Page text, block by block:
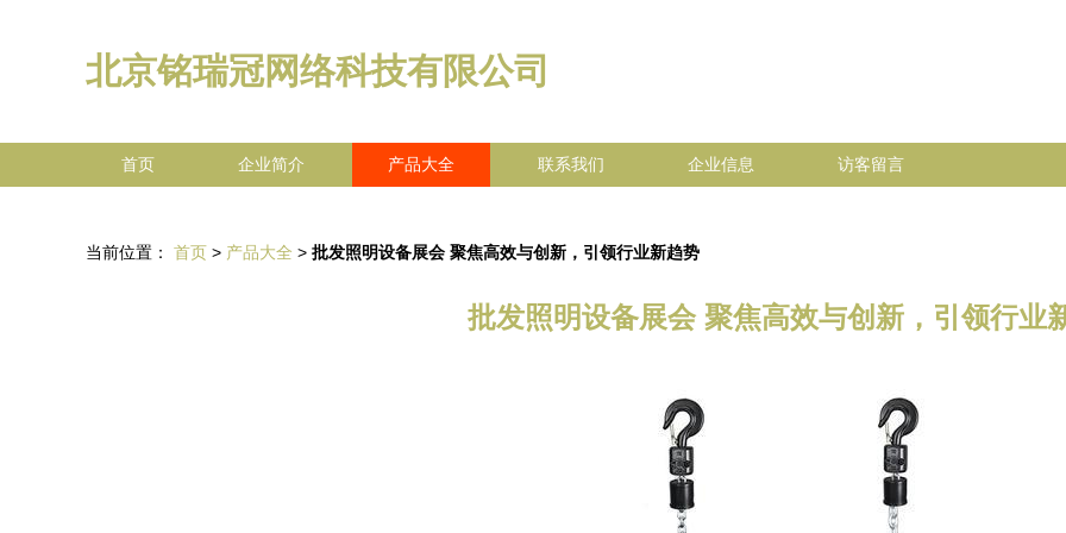
北京铭瑞冠网络科技有限公司
首页 企业简介 产品大全 联系我们 企业信息 访客留言
当前位置： 首页 > 产品大全 > 批发照明设备展会 聚焦高效与创新，引领行业新趋势
批发照明设备展会 聚焦高效与创新，引领行业